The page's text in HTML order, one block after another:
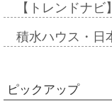
【トレンドナ
積水ハウス・日
ピックアップ